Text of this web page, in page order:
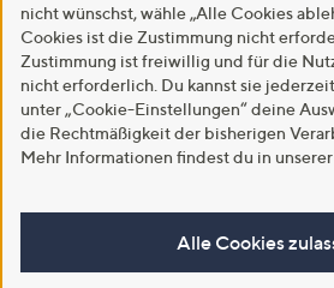
SALE
nicht wünschst, wähle „Alle Cookies
Cookies ist die Zustimmung nicht
Zustimmung ist freiwillig und für die
nicht erforderlich. Du kannst sie
unter „Cookie-Einstellungen“ deine
die Rechtmäßigkeit der bisherigen
Mehr Informationen findest du in unserer
Alle Cookies